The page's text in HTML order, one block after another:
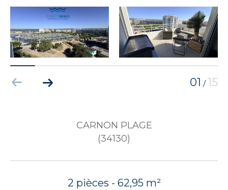
01 /15
CARNON PLAGE
(34130)
2 pièces - 62,95 m²